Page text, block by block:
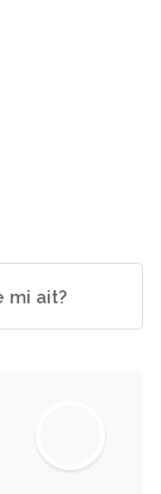
mi ait?